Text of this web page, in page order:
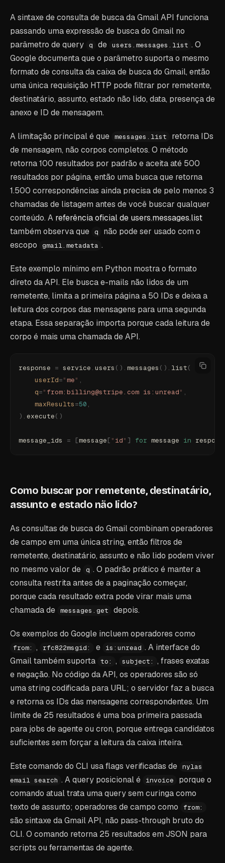
A sintaxe de consulta de busca da Gmail API funciona
passando uma expressão de busca do Gmail no
parâmetro de query q de users.messages.list . O
Google documenta que o parâmetro suporta o mesmo
formato de consulta da caixa de busca do Gmail, então
uma única requisição HTTP pode filtrar por remetente,
destinatário, assunto, estado não lido, data, presença de
anexo e ID de mensagem.
A limitação principal é que messages.list
retorna IDs
de mensagem, não corpos completos. O método
retorna 100 resultados por padrão e aceita até 500
resultados por página, então uma busca que retorna
1.500 correspondências ainda precisa de pelo menos 3
chamadas de listagem antes de você buscar qualquer
conteúdo. A referência oficial de users.messages.list
também observa que q
não pode ser usado com o
escopo
gmail.metadata .
Este exemplo mínimo em Python mostra o formato
direto da API. Ele busca e-mails não lidos de um
remetente, limita a primeira página a 50 IDs e deixa a
leitura dos corpos das mensagens para uma segunda
etapa. Essa separação importa porque cada leitura de
corpo é mais uma chamada de API.
response = service . users (). messages (). list(
    userId
="me" ,
    q
=" from:billing@stripe.com is:unread" ,
    maxResults
=50 ,
). execute()
message_ids = [message[ " id" ] for message in
Como buscar por remetente, destinatário,
assunto e estado não lido?
As consultas de busca do Gmail combinam operadores
de campo em uma única string, então filtros de
remetente, destinatário, assunto e não lido podem viver
no mesmo valor de q . O padrão prático é manter a
consulta restrita antes de a paginação começar,
porque cada resultado extra pode virar mais uma
chamada de messages.get depois.
Os exemplos do Google incluem operadores como
from: , rfc822msgid: e is:unread . A interface do
Gmail também suporta to: , subject: , frases exatas
e negação. No código da API, os operadores são só
uma string codificada para URL; o servidor faz a busca
e retorna os IDs das mensagens correspondentes. Um
limite de 25 resultados é uma boa primeira passada
para jobs de agente ou cron, porque entrega candidatos
suficientes sem forçar a leitura da caixa inteira.
Este comando do CLI usa flags verificadas de nylas
email search . A query posicional é invoice
porque o
comando atual trata uma query sem curinga como
texto de assunto; operadores de campo como
from:
são sintaxe da Gmail API, não pass-through bruto do
CLI. O comando retorna 25 resultados em JSON para
scripts ou ferramentas de agente.